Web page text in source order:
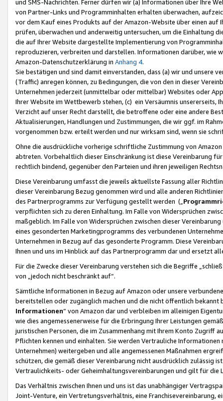
und SMS-Nachrichten. Ferner dürfen wir (a) Informationen über Ihre
von Partner-Links und Programminhalten erhalten überwachen,
vor dem Kauf eines Produkts auf der Amazon-Website über einen
prüfen, überwachen und anderweitig untersuchen, um die Einhaltung
die auf Ihrer Website dargestellte Implementierung von
reproduzieren, verbreiten und darstellen. Informationen darüber, wie
Amazon-Datenschutzerklärung in Anhang 4.
Sie bestätigen und sind damit einverstanden, dass (a) wir und
(Traffic) anregen können, zu Bedingungen, die von den in dieser
Unternehmen jederzeit (unmittelbar oder mittelbar) Websites oder
Ihrer Website im Wettbewerb stehen, (c) ein Versäumnis unsererseits,
Verzicht auf unser Recht darstellt, die betroffene oder eine andere
Aktualisierungen, Handlungen und Zustimmungen, die wir ggf. im
vorgenommen bzw. erteilt werden und nur wirksam sind, wenn sie
Ohne die ausdrückliche vorherige schriftliche Zustimmung von
abtreten. Vorbehaltlich dieser Einschränkung ist diese Vereinbarung
rechtlich bindend, gegenüber den Parteien und ihren jeweiligen
Diese Vereinbarung umfasst die jeweils aktuellste Fassung aller
dieser Vereinbarung Bezug genommen wird und alle anderen
des Partnerprogramms zur Verfügung gestellt werden („
verpflichten sich zu deren Einhaltung. Im Falle von Widersprüchen
maßgeblich. Im Falle von Widersprüchen zwischen dieser
eines gesonderten Marketingprogramms des verbundenen
Unternehmen in Bezug auf das gesonderte Programm. Diese
Ihnen und uns im Hinblick auf das Partnerprogramm dar und ersetzt
Für die Zwecke dieser Vereinbarung verstehen sich die Begriffe
von „jedoch nicht beschränkt auf“.
Sämtliche Informationen in Bezug auf Amazon oder unsere
bereitstellen oder zugänglich machen und die nicht öffentlich
Informationen“ von Amazon dar und verbleiben im alleinigen
wie dies angemessenerweise für die Erbringung Ihrer Leistungen
juristischen Personen, die im Zusammenhang mit Ihrem Konto
Pflichten kennen und einhalten. Sie werden Vertrauliche
Unternehmen) weitergeben und alle angemessenen Maßnahmen
schützen, die gemäß dieser Vereinbarung nicht ausdrücklich zulässig
Vertraulichkeits- oder Geheimhaltungsvereinbarungen und gilt für die
Das Verhältnis zwischen Ihnen und uns ist das unabhängiger
Joint-Venture, ein Vertretungsverhältnis, eine Franchisevereinbarung,